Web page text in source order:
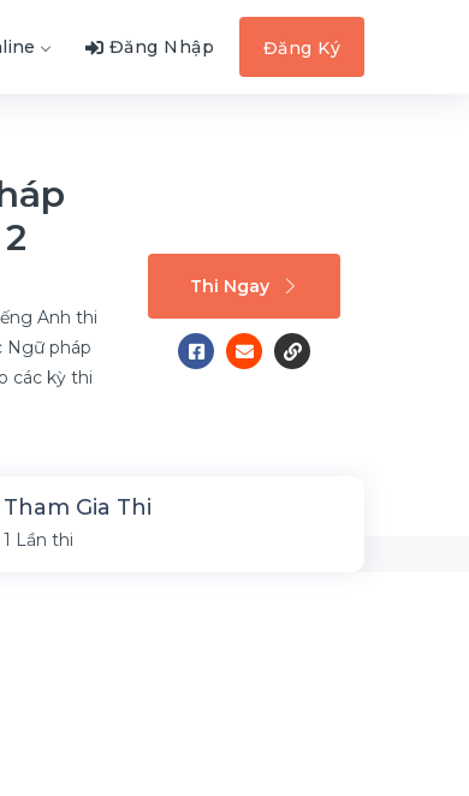
Đăng Nhập Đăng Ký
Anh thi
Ngữ pháp
các kỳ thi
Thi Ngay
Tham Gia Thi
1 Lần thi